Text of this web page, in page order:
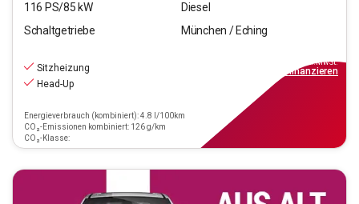
116 PS/85 kW
Diesel
Schaltgetriebe
München / Eching
Sitzheizung
Head-Up
Energieverbrauch (kombiniert): 4.8 l/100km
CO₂-Emissionen kombiniert: 126 g/km
CO₂-Klasse:
inkl.MwSt.
finanzieren